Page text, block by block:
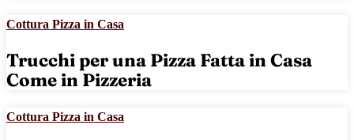
Cottura Pizza in Casa
Trucchi per una Pizza Fatta in Casa
Come in Pizzeria
Cottura Pizza in Casa